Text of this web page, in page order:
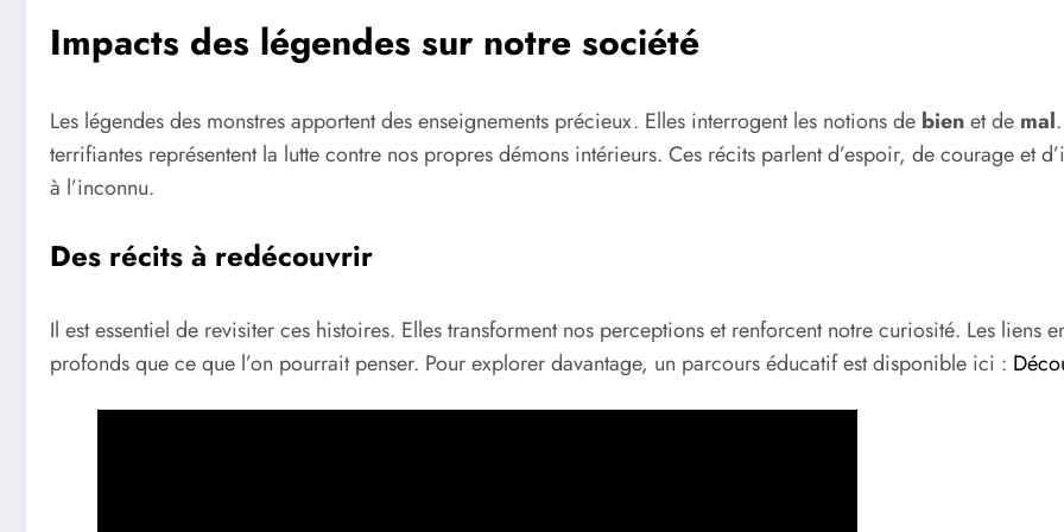
Impacts des légendes sur notre société
Les légendes des monstres apportent des enseignements précieux. Elles interrogent les notions de bienet de mal
terrifiantes représentent la lutte contre nos propres démons intérieurs. Ces récits parlent d’espoir, de courage et
à l’inconnu.
Des récits à redécouvrir
Il est essentiel de revisiter ces histoires. Elles transforment nos perceptions et renforcent notre curiosité. Les liens
profonds que ce que l’on pourrait penser. Pour explorer davantage, un parcours éducatif est disponible ici :